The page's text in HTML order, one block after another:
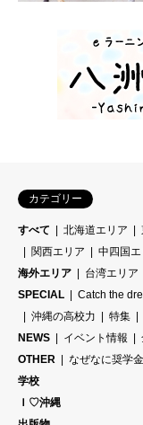
カテゴリー
すべて 北海道エリア
関西エリア
中四国エ
海外エリア
台湾エリア
SPECIAL
Catch the
沖縄の高校力
特集
NEWS
イベント情報
OTHER
なぜなに奨学金
学校
Ｉ♡沖縄